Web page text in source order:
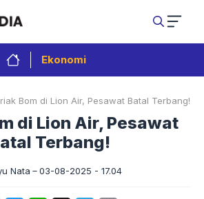
Ekonomi
Bom di Lion Air, Pesawat Batal Terbang!
di Lion Air, Pesawat
Terbang!
Nata 03-08-2025 - 17.04